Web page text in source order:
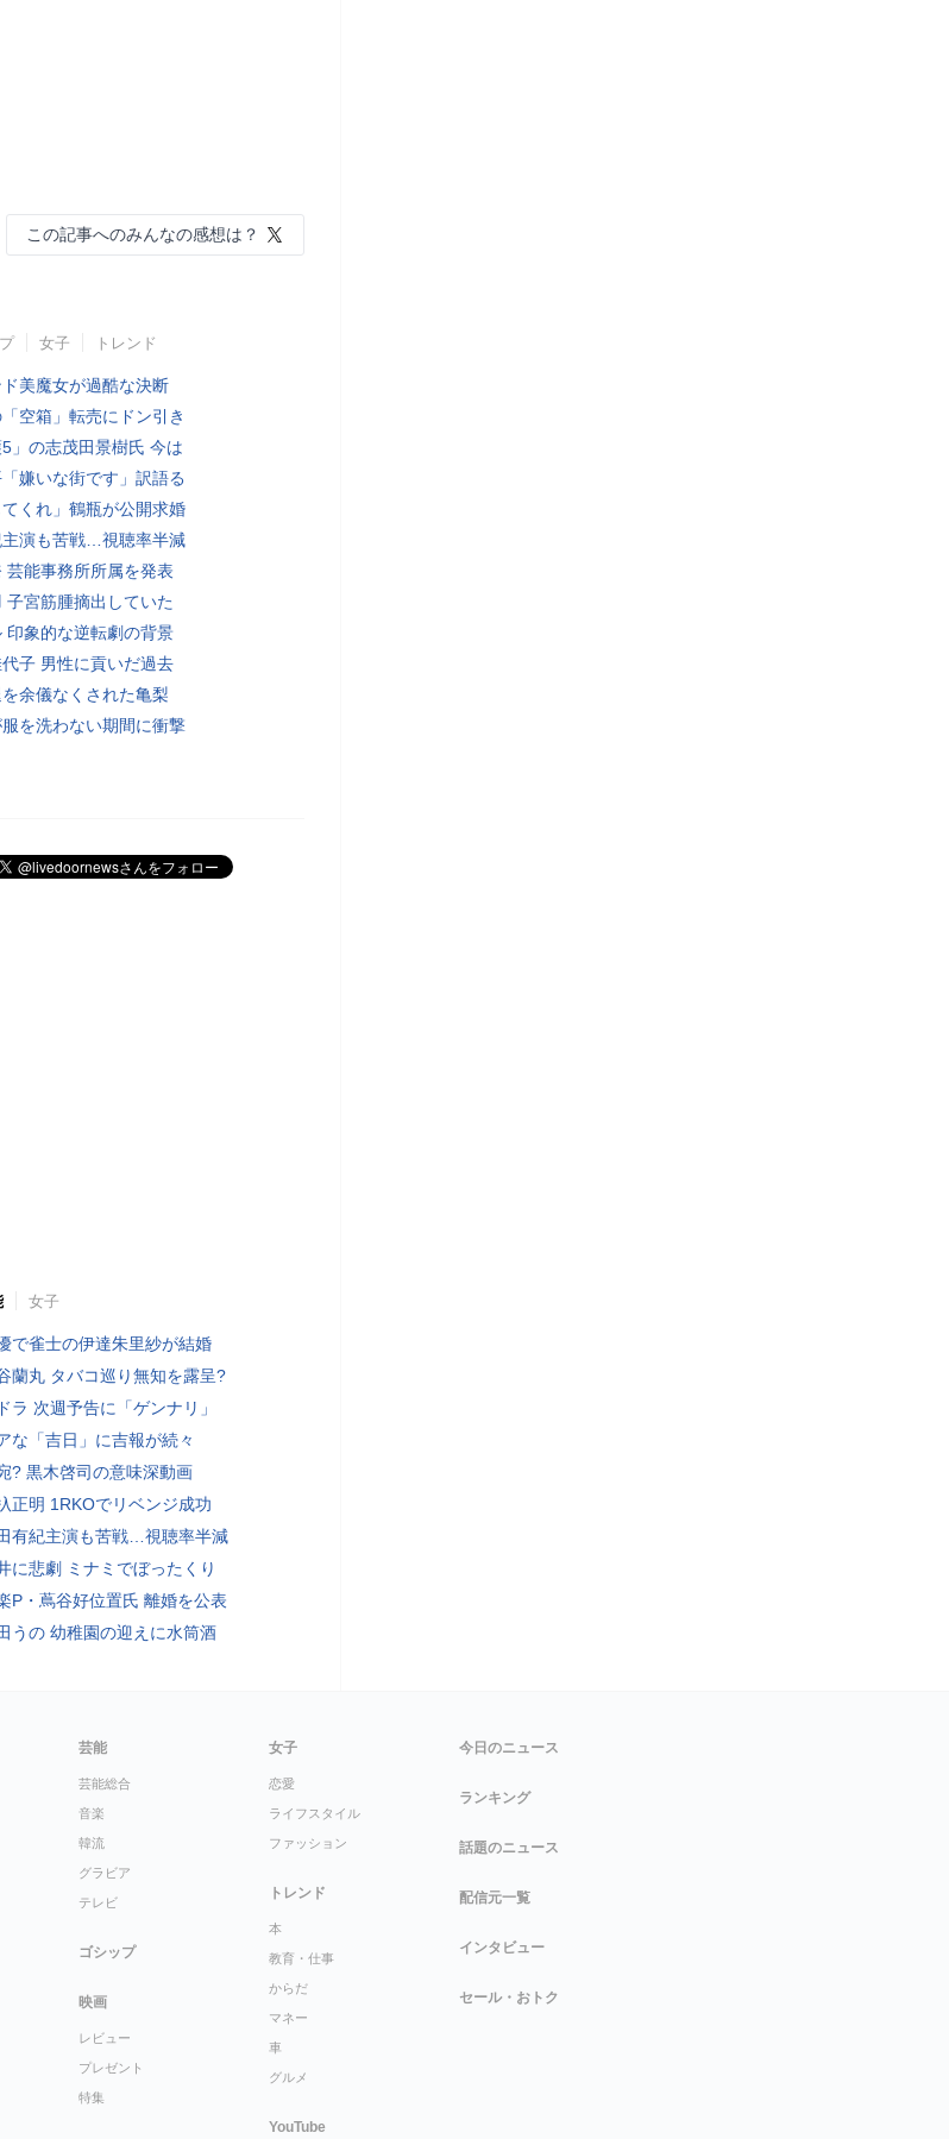
この記事へのみんなの感想は？
女子 トレンド
美魔女が過酷な決断
空箱」転売にドン引き
5」の志茂田景樹氏 今は
嫌いな街です」訳語る
てくれ」鶴瓶が公開求婚
主演も苦戦…視聴率半減
芸能事務所所属を発表
子宮筋腫摘出していた
印象的な逆転劇の背景
子 男性に貢いだ過去
余儀なくされた亀梨
を洗わない期間に衝撃
女子
で雀士の伊達朱里紗が結婚
蘭丸 タバコ巡り無知を露呈?
ラ 次週予告に「ゲンナリ」
な「吉日」に吉報が続々
? 黒木啓司の意味深動画
正明 1RKOでリベンジ成功
有紀主演も苦戦…視聴率半減
に悲劇 ミナミでぼったくり
P・蔦谷好位置氏 離婚を公表
うの 幼稚園の迎えに水筒酒
芸能
芸能総合
音楽
韓流
グラビア
テレビ
ゴシップ
映画
レビュー
プレゼント
特集
女子
恋愛
ライフスタイル
ファッション
トレンド
本
教育・仕事
からだ
マネー
車
グルメ
YouTube
今日のニュース
ランキング
話題のニュース
配信元一覧
インタビュー
セール・おトク